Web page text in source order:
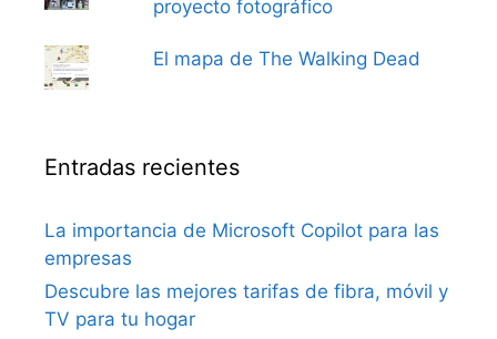
proyecto fotográfico
El mapa de The Walking Dead
Entradas recientes
La importancia de Microsoft Copilot para las
empresas
Descubre las mejores tarifas de fibra, móvil y
TV para tu hogar